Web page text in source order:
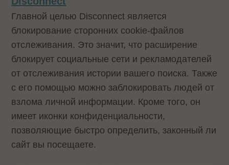
Главной целью Disconnect является
блокирование сторонних cookie-файлов
отслеживания. Это значит, что расширение
блокирует социальные сети и рекламодателей
от отслеживания истории вашего поиска. Также
с его помощью можно заблокировать людей от
взлома личной информации. Кроме того, он
имеет иконки конфиденциальности,
позволяющие быстро определить, законный ли
сайт вы посещаете.